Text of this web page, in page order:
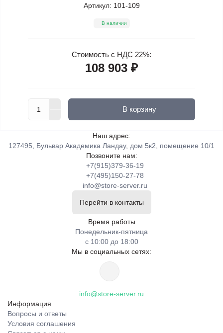
Артикул: 101-109
В наличии
Стоимость с НДС 22%:
108 903 ₽
В корзину
Наш адрес:
127495, Бульвар Академика Ландау, дом 5к2, помещение 10/1
Позвоните нам:
+7(915)379-36-19
+7(495)150-27-78
info@store-server.ru
Перейти в контакты
Время работы
Понедельник-пятница
с 10:00 до 18:00
Мы в социальных сетях:
info@store-server.ru
Информация
Вопросы и ответы
Условия соглашения